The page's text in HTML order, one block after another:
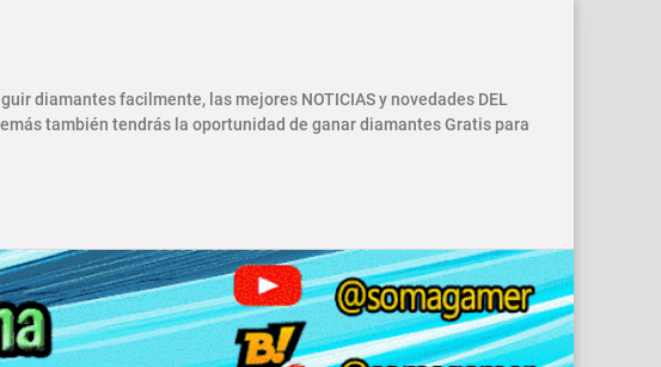
diamantes facilmente, las mejores NOTICIAS y novedades DEL
también tendrás la oportunidad de ganar diamantes Gratis para